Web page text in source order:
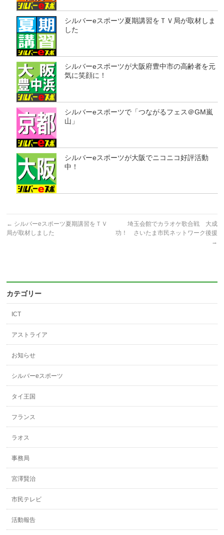
シルバーeスポーツ夏期講習をＴＶ局が取材しま
した
シルバーeスポーツが大阪府豊中市の高齢者を元
気に笑顔に！
シルバーeスポーツで「つながるフェス＠GM嵐
山」
シルバーeスポーツが大阪でニコニコ好評活動
中！
← シルバーeスポーツ夏期講習をＴＶ
局が取材しました
埼玉会館でカラオケ歌合戦 大成
功！ さいたま市民ネットワーク後援
→
カテゴリー
ICT
アストライア
お知らせ
シルバーeスポーツ
タイ王国
フランス
ラオス
事務局
宮澤賢治
市民テレビ
活動報告